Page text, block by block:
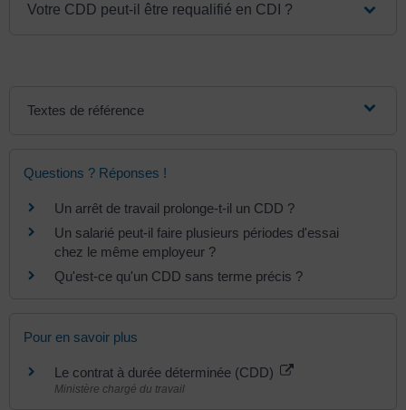
Votre CDD peut-il être requalifié en CDI ?
Textes de référence
Questions ? Réponses !
Un arrêt de travail prolonge-t-il un CDD ?
Un salarié peut-il faire plusieurs périodes d'essai
chez le même employeur ?
Qu'est-ce qu'un CDD sans terme précis ?
Pour en savoir plus
Le contrat à durée déterminée (CDD)
Ministère chargé du travail